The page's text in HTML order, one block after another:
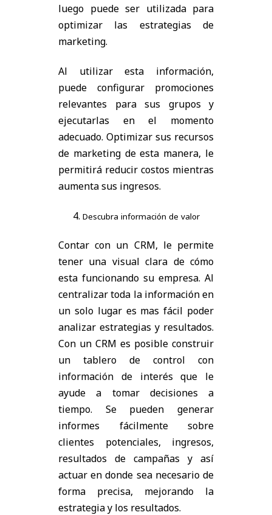
luego puede ser utilizada para
optimizar las estrategias de
marketing.
Al utilizar esta información,
puede configurar promociones
relevantes para sus grupos y
ejecutarlas en el momento
adecuado. Optimizar sus recursos
de marketing de esta manera, le
permitirá reducir costos mientras
aumenta sus ingresos.
Descubra información de valor
Contar con un CRM, le permite
tener una visual clara de cómo
esta funcionando su empresa. Al
centralizar toda la información en
un solo lugar es mas fácil poder
analizar estrategias y resultados.
Con un CRM es posible construir
un tablero de control con
información de interés que le
ayude a tomar decisiones a
tiempo. Se pueden generar
informes fácilmente sobre
clientes potenciales, ingresos,
resultados de campañas y así
actuar en donde sea necesario de
forma precisa, mejorando la
estrategia y los resultados.